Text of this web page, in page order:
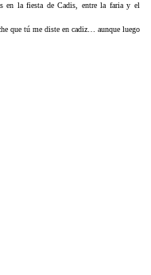
en la fiesta de Cadis, entre la faria y el
que tú me diste en cadiz… aunque luego